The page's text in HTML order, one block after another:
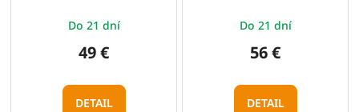
Do 21 dní
49 €
DETAIL
Do 21 dní
56 €
DETAIL